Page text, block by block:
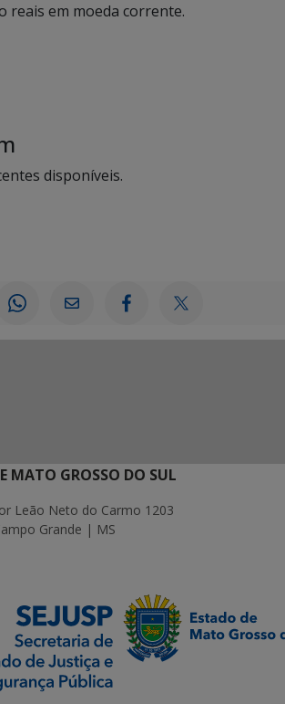
reais em moeda corrente.
disponíveis.
MATO GROSSO DO SUL
Leão Neto do Carmo 1203
Grande | MS